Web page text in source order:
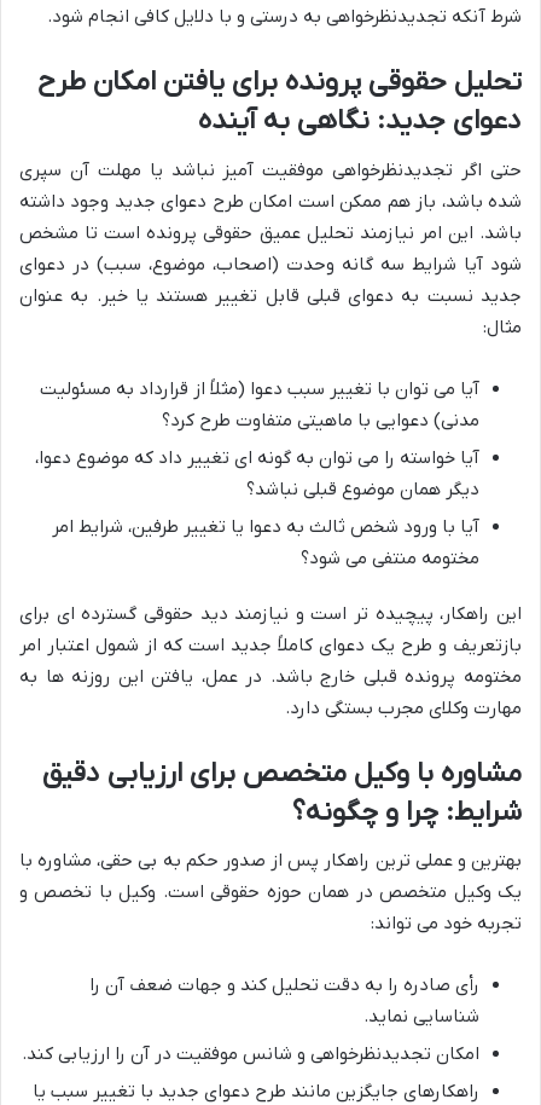
شرط آنکه تجدیدنظرخواهی به درستی و با دلایل کافی انجام شود.
تحلیل حقوقی پرونده برای یافتن امکان طرح
دعوای جدید: نگاهی به آینده
حتی اگر تجدیدنظرخواهی موفقیت آمیز نباشد یا مهلت آن سپری
شده باشد، باز هم ممکن است امکان طرح دعوای جدید وجود داشته
باشد. این امر نیازمند تحلیل عمیق حقوقی پرونده است تا مشخص
شود آیا شرایط سه گانه وحدت (اصحاب، موضوع، سبب) در دعوای
جدید نسبت به دعوای قبلی قابل تغییر هستند یا خیر. به عنوان
مثال:
آیا می توان با تغییر سبب دعوا (مثلاً از قرارداد به مسئولیت
مدنی) دعوایی با ماهیتی متفاوت طرح کرد؟
آیا خواسته را می توان به گونه ای تغییر داد که موضوع دعوا،
دیگر همان موضوع قبلی نباشد؟
آیا با ورود شخص ثالث به دعوا یا تغییر طرفین، شرایط امر
مختومه منتفی می شود؟
این راهکار، پیچیده تر است و نیازمند دید حقوقی گسترده ای برای
بازتعریف و طرح یک دعوای کاملاً جدید است که از شمول اعتبار امر
مختومه پرونده قبلی خارج باشد. در عمل، یافتن این روزنه ها به
مهارت وکلای مجرب بستگی دارد.
مشاوره با وکیل متخصص برای ارزیابی دقیق
شرایط: چرا و چگونه؟
بهترین و عملی ترین راهکار پس از صدور حکم به بی حقی، مشاوره با
یک وکیل متخصص در همان حوزه حقوقی است. وکیل با تخصص و
تجربه خود می تواند:
رأی صادره را به دقت تحلیل کند و جهات ضعف آن را
شناسایی نماید.
امکان تجدیدنظرخواهی و شانس موفقیت در آن را ارزیابی کند.
راهکارهای جایگزین مانند طرح دعوای جدید با تغییر سبب یا